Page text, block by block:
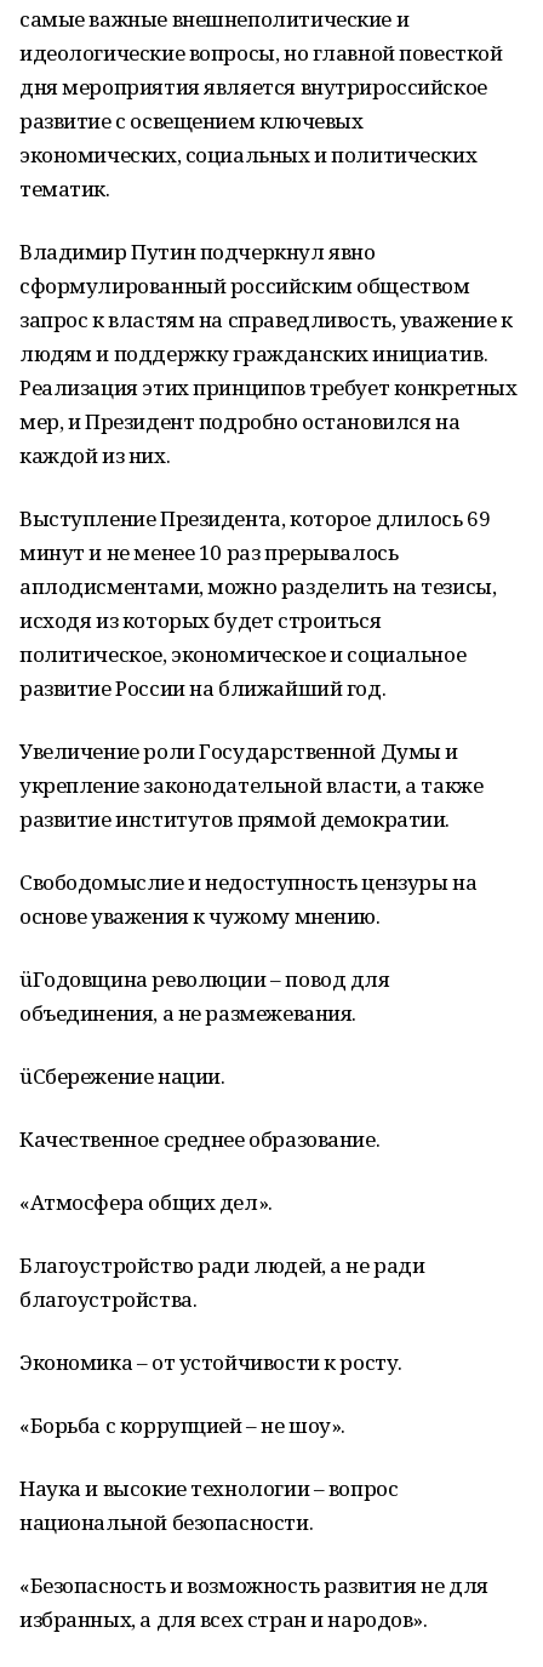
самые важные внешнеполитические и
идеологические вопросы, но главной повесткой
дня мероприятия является внутрироссийское
развитие с освещением ключевых
экономических, социальных и политических
тематик.
Владимир Путин подчеркнул явно
сформулированный российским обществом
запрос к властям на справедливость, уважение к
людям и поддержку гражданских инициатив.
Реализация этих принципов требует конкретных
мер, и Президент подробно остановился на
каждой из них.
Выступление Президента, которое длилось 69
минут и не менее 10 раз прерывалось
аплодисментами, можно разделить на тезисы,
исходя из которых будет строиться
политическое, экономическое и социальное
развитие России на ближайший год.
Увеличение роли Государственной Думы и
укрепление законодательной власти, а также
развитие институтов прямой демократии.
Свободомыслие и недоступность цензуры на
основе уважения к чужому мнению.
üГодовщина революции – повод для
объединения, а не размежевания.
üСбережение нации.
Качественное среднее образование.
«Атмосфера общих дел».
Благоустройство ради людей, а не ради
благоустройства.
Экономика – от устойчивости к росту.
«Борьба с коррупцией – не шоу».
Наука и высокие технологии – вопрос
национальной безопасности.
«Безопасность и возможность развития не для
избранных, а для всех стран и народов».